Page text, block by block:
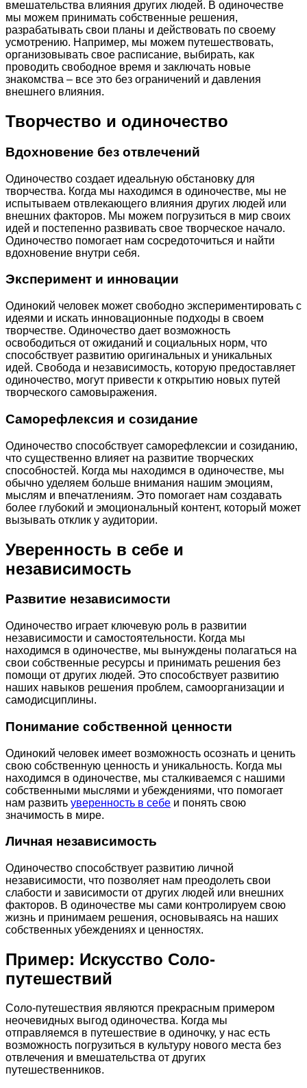
вмешательства влияния других людей. В одиночестве
мы можем принимать собственные решения,
разрабатывать свои планы и действовать по своему
усмотрению. Например, мы можем путешествовать,
организовывать свое расписание, выбирать, как
проводить свободное время и заключать новые
знакомства – все это без ограничений и давления
внешнего влияния.
Творчество и одиночество
Вдохновение без отвлечений
Одиночество создает идеальную обстановку для
творчества. Когда мы находимся в одиночестве, мы не
испытываем отвлекающего влияния других людей или
внешних факторов. Мы можем погрузиться в мир своих
идей и постепенно развивать свое творческое начало.
Одиночество помогает нам сосредоточиться и найти
вдохновение внутри себя.
Эксперимент и инновации
Одинокий человек может свободно экспериментировать с
идеями и искать инновационные подходы в своем
творчестве. Одиночество дает возможность
освободиться от ожиданий и социальных норм, что
способствует развитию оригинальных и уникальных
идей. Свобода и независимость, которую предоставляет
одиночество, могут привести к открытию новых путей
творческого самовыражения.
Саморефлексия и созидание
Одиночество способствует саморефлексии и созиданию,
что существенно влияет на развитие творческих
способностей. Когда мы находимся в одиночестве, мы
обычно уделяем больше внимания нашим эмоциям,
мыслям и впечатлениям. Это помогает нам создавать
более глубокий и эмоциональный контент, который может
вызывать отклик у аудитории.
Уверенность в себе и
независимость
Развитие независимости
Одиночество играет ключевую роль в развитии
независимости и самостоятельности. Когда мы
находимся в одиночестве, мы вынуждены полагаться на
свои собственные ресурсы и принимать решения без
помощи от других людей. Это способствует развитию
наших навыков решения проблем, самоорганизации и
самодисциплины.
Понимание собственной ценности
Одинокий человек имеет возможность осознать и ценить
свою собственную ценность и уникальность. Когда мы
находимся в одиночестве, мы сталкиваемся с нашими
собственными мыслями и убеждениями, что помогает
нам развить уверенность в себе и понять свою
значимость в мире.
Личная независимость
Одиночество способствует развитию личной
независимости, что позволяет нам преодолеть свои
слабости и зависимости от других людей или внешних
факторов. В одиночестве мы сами контролируем свою
жизнь и принимаем решения, основываясь на наших
собственных убеждениях и ценностях.
Пример: Искусство Соло-
путешествий
Соло-путешествия являются прекрасным примером
неочевидных выгод одиночества. Когда мы
отправляемся в путешествие в одиночку, у нас есть
возможность погрузиться в культуру нового места без
отвлечения и вмешательства от других
путешественников.